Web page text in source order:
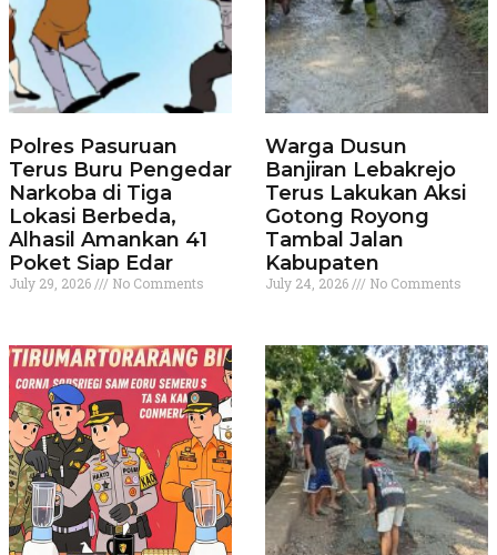
Polres Pasuruan
Terus Buru Pengedar
Narkoba di Tiga
Lokasi Berbeda,
Alhasil Amankan 41
Poket Siap Edar
July 29, 2026 No Comments
Warga Dusun
Banjiran Lebakrejo
Terus Lakukan Aksi
Gotong Royong
Tambal Jalan
Kabupaten
July 24, 2026 No Comments